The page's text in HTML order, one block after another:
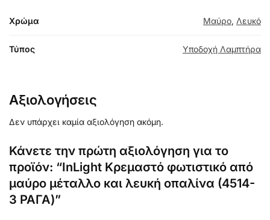
Χρώμα Μαύρο, Λευκό
Τύπος Υποδοχή Λαμπτήρα
Αξιολογήσεις
Δεν υπάρχει καμία αξιολόγηση ακόμη.
Κάνετε την πρώτη αξιολόγηση για το
προϊόν: “InLight Κρεμαστό φωτιστικό από
μαύρο μέταλλο και λευκή οπαλίνα (4514-
3 ΡΑΓΑ)”